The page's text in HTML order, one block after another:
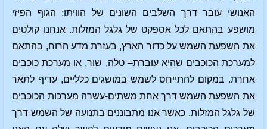
האנושי עובר דרך השלבים השונים של הוויתו; הגוף הפיזי
מושפע בהתאם לכל אספקט של גלגל המזלות. אנחנו קולטים
את השפעת השמש על כדור הארץ, בעזרת מדע הרוח, בהתאם
למערכת הכוכבים שהיא עוברת– טלה, שור, או מערכת כוכבים
אחרת. במקום להתייחס לשמש במושגים כלליים, עדיף לתאר
את השפעת השמש דרך אחת משתים-עשרה מערכות הכוכבים
של גלגל המזלות. כאשר אנו מתבוננים בתנועה של השמש דרך